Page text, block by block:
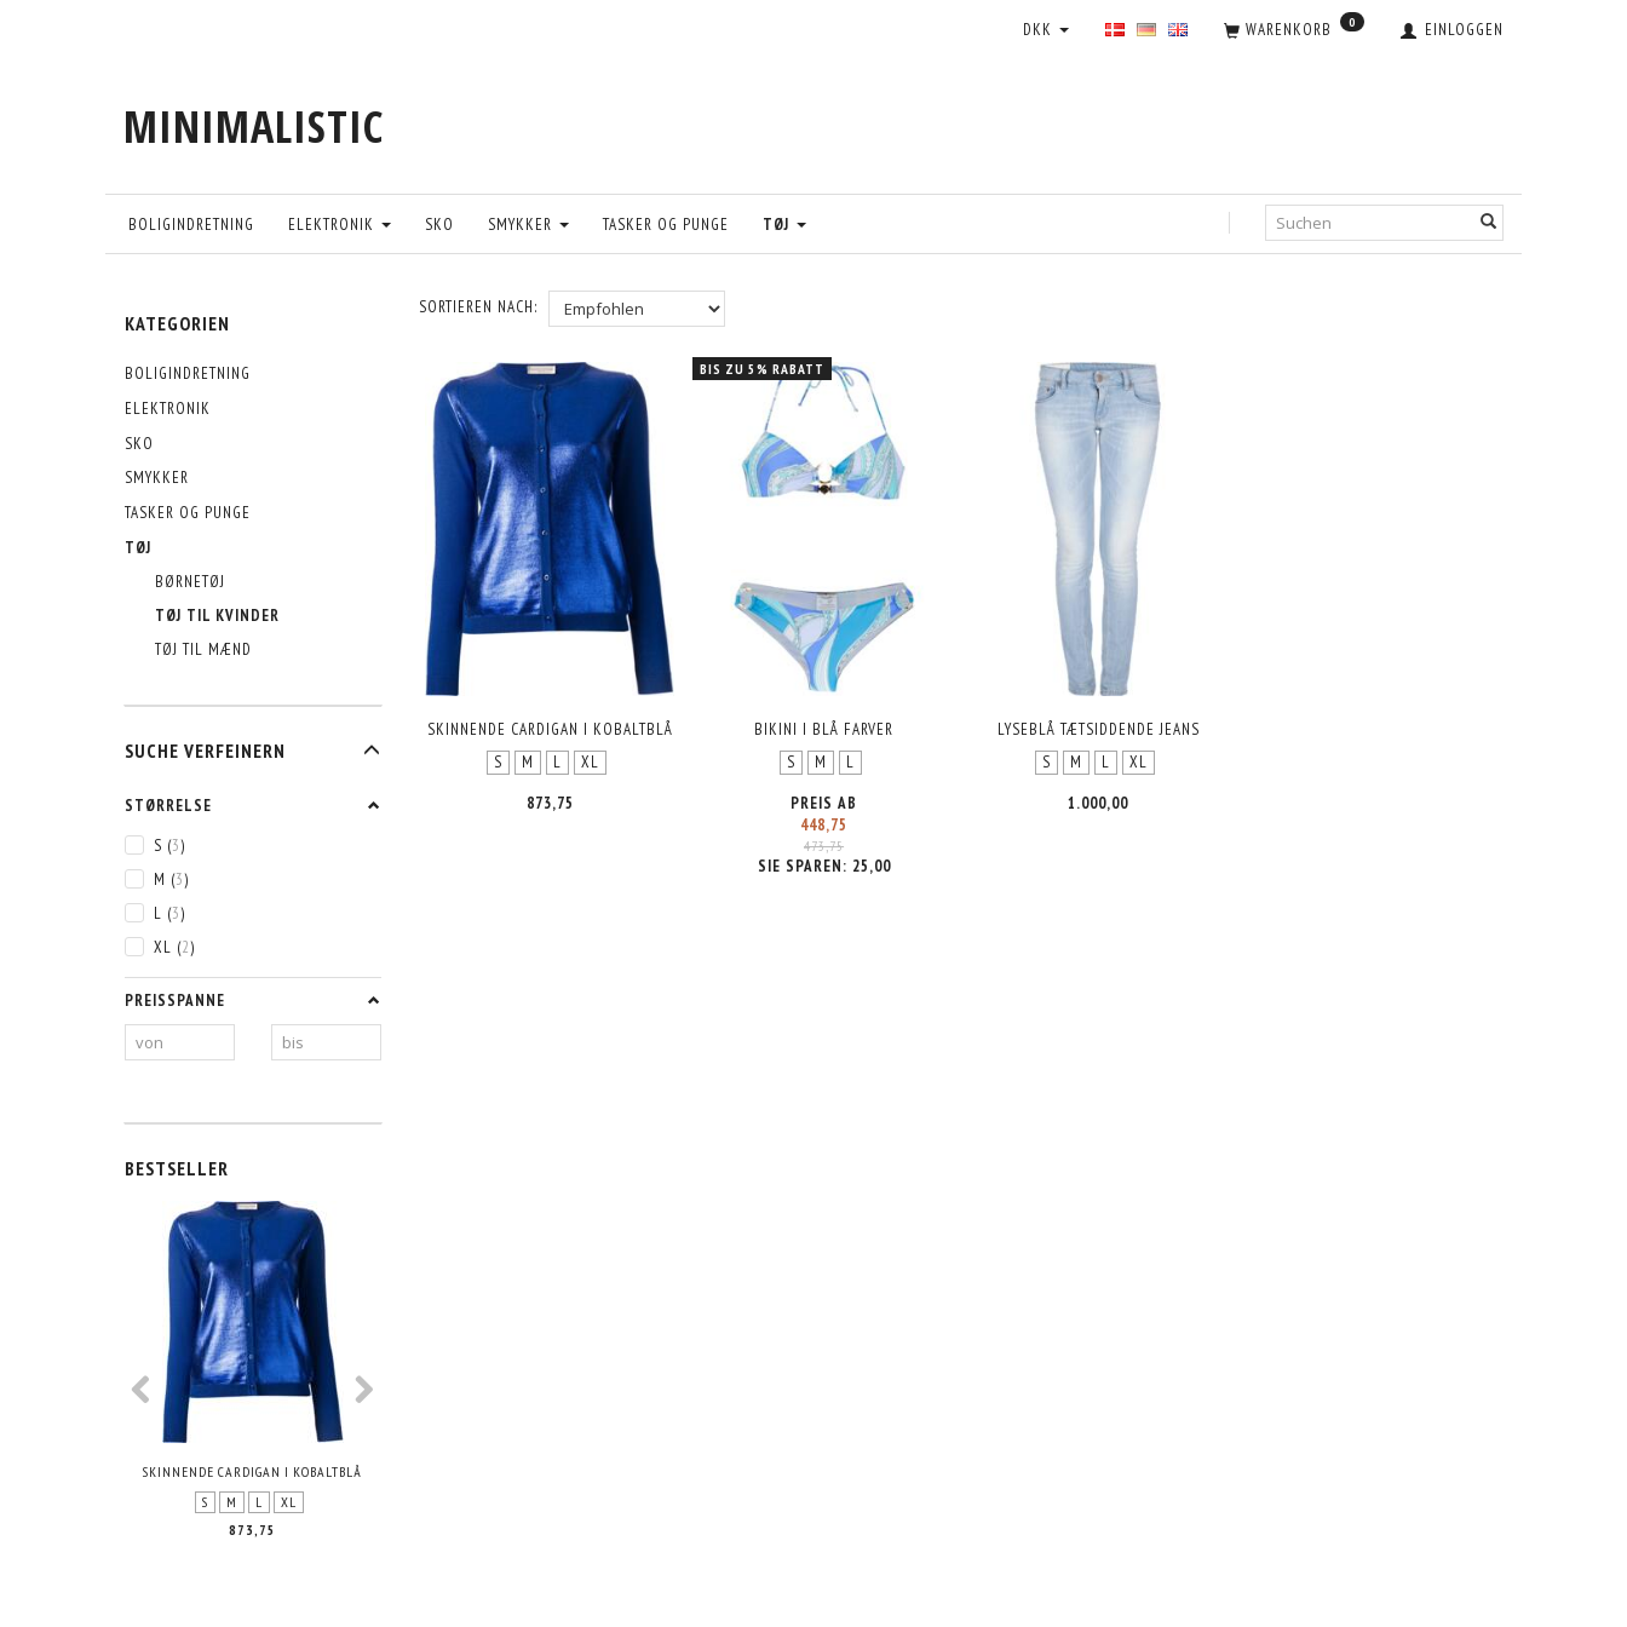
EINLOGGEN
WARENKORB 0
DKK
MINIMALISTIC
BOLIGINDRETNING ELEKTRONIK SKO SMYKKER TASKER OG PUNGE TØJ
KATEGORIEN
BOLIGINDRETNING
ELEKTRONIK
SKO
SMYKKER
TASKER OG PUNGE
TØJ
BØRNETØJ
TØJ TIL KVINDER
TØJ TIL MÆND
SUCHE VERFEINERN ANZEIGENFILTER
STØRRELSE
S (3)
M (3)
L (3)
XL (2)
PREISSPANNE
BESTSELLER
SKINNENDE CARDIGAN I KOBALTBLÅ
S
M L
XL
873,75
SORTIEREN NACH:
SKINNENDE CARDIGAN I KOBALTBLÅ
S
M L
XL
873,75
BIS ZU 5% RABATT
BIKINI I BLÅ FARVER
S
M
L
PREIS AB
448,75
473,75
SIE SPAREN: 25,00
LYSEBLÅ TÆTSIDDENDE JEANS
S
M L
XL
1.000,00